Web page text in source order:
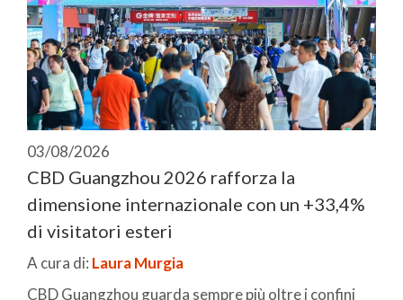
03/08/2026
CBD Guangzhou 2026 rafforza la
dimensione internazionale con un +33,4%
di visitatori esteri
A cura di: Laura Murgia
CBD Guangzhou guarda sempre più oltre i confini